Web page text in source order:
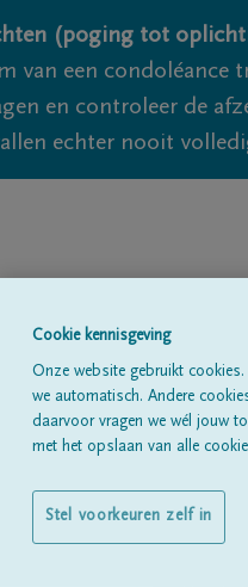
(poging tot
van een condoléance
en controleer de
echter nooit
Cookie kennisgeving
Onze website gebruikt
we automatisch. Andere
daarvoor vragen we wél jouw
met het opslaan van alle
Stel voorkeuren zelf in